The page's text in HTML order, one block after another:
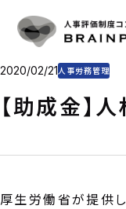
SERVICE
人事評価・目標管
人事評価制度の仕
目標管理制度の仕
制度運用を支援
導入事例
プラン・料金
コンサルタント
CONSULTANT
会社概要
2020/02/21人事労務管理
【助成金】
厚生労働省が提供